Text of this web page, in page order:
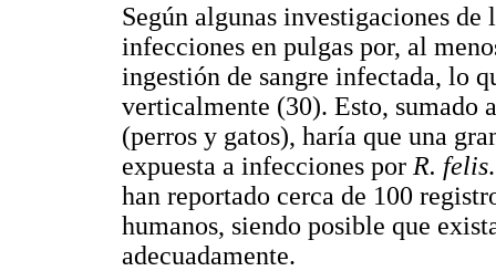
Según algunas investigaciones
infecciones en pulgas por, al
ingestión de sangre infectada, lo
verticalmente (30). Esto, sumado
(perros y gatos), haría que una
expuesta a infecciones por R. felis
han reportado cerca de 100
humanos, siendo posible que
adecuadamente.